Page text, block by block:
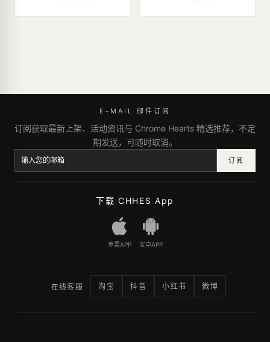
E-MAIL 邮件订阅
订阅获取最新上架、活动资讯与 Chrome Hearts 精选推荐，不定
期发送，可随时取消。
订阅
下载 CHHES App
苹果APP 安卓APP
在线客服 淘宝 抖音 小红书 微博